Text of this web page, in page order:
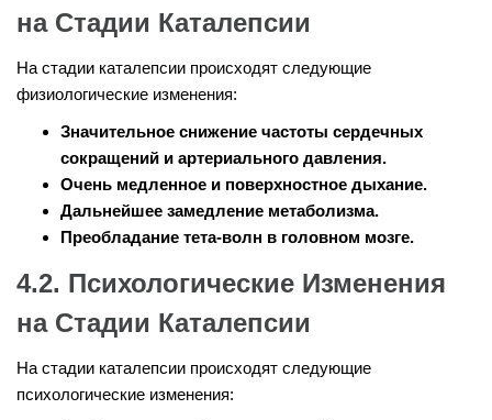
на Стадии Каталепсии
На стадии каталепсии происходят следующие
физиологические изменения:
Значительное снижение частоты сердечных
сокращений и артериального давления.
Очень медленное и поверхностное дыхание.
Дальнейшее замедление метаболизма.
Преобладание тета-волн в головном мозге.
4.2. Психологические Изменения
на Стадии Каталепсии
На стадии каталепсии происходят следующие
психологические изменения: